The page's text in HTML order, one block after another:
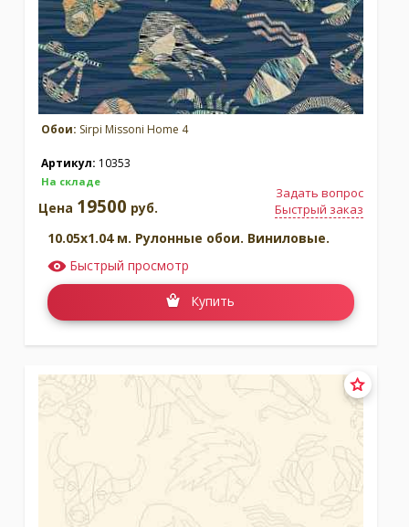
Обои: Sirpi Missoni Home 4
Артикул: 10353
На складе
Задать вопрос
Быстрый заказ
Цена 19500 руб.
10.05x1.04 м. Рулонные обои. Виниловые.
Быстрый просмотр
Купить